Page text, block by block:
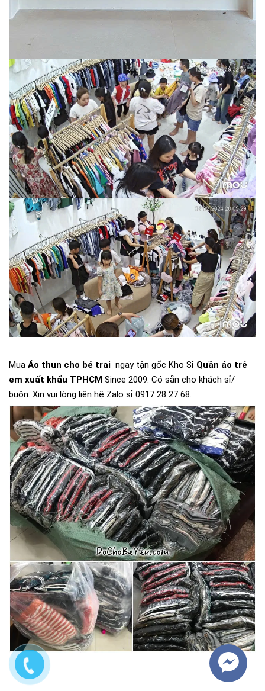
Mua Áo thun cho bé trai ngay tận gốc Kho Sỉ Quần áo trẻ
em xuất khẩu TPHCM Since 2009. Có sẵn cho khách sỉ/
buôn. Xin vui lòng liên hệ Zalo sỉ 0917 28 27 68.